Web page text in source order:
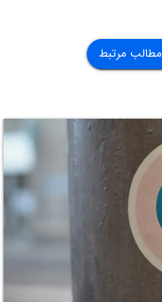
مطالب مرتبط